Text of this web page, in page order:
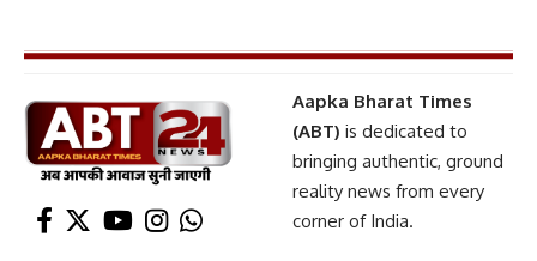
Aapka Bharat Times
(ABT) is dedicated to
bringing authentic, ground
reality news from every
corner of India.